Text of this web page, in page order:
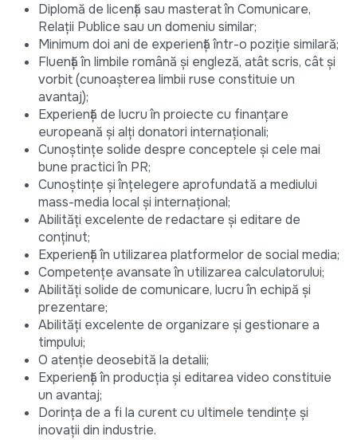
Diplomă de licență sau masterat în Comunicare,
Relații Publice sau un domeniu similar;
Minimum doi ani de experiență într-o poziție similară;
Fluență în limbile română și engleză, atât scris, cât și
vorbit (cunoașterea limbii ruse constituie un
avantaj);
Experiență de lucru în proiecte cu finanțare
europeană și alți donatori internaționali;
Cunoștințe solide despre conceptele și cele mai
bune practici în PR;
Cunoștințe și înțelegere aprofundată a mediului
mass-media local și internațional;
Abilități excelente de redactare și editare de
conținut;
Experiență în utilizarea platformelor de social media;
Competențe avansate în utilizarea calculatorului;
Abilități solide de comunicare, lucru în echipă și
prezentare;
Abilități excelente de organizare și gestionare a
timpului;
O atenție deosebită la detalii;
Experiență în producția și editarea video constituie
un avantaj;
Dorința de a fi la curent cu ultimele tendințe și
inovații din industrie.